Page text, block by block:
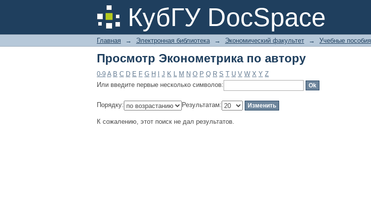
КубГУ DocSpace
Просмотр Эконометрика по автору
Главная → Электронная библиотека → Экономический факультет → Учебные пособия
Просмотр Эконометрика по автору
0-9 A B C D E F G H J K L M N O P Q R S T U V W X Y Z
Или введите первые несколько символов:
Порядку: Результатам:
К сожалению, этот поиск не дал результатов.